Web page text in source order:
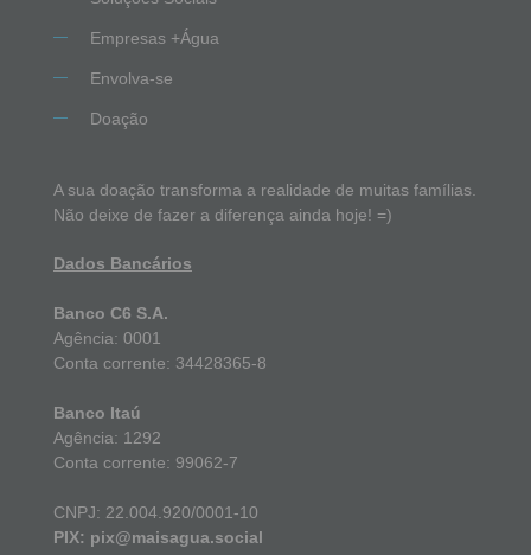
Empresas +Água
Envolva-se
Doação
A sua doação transforma a realidade de muitas famílias.
Não deixe de fazer a diferença ainda hoje! =)
Dados Bancários
Banco C6 S.A.
Agência: 0001
Conta corrente: 34428365-8
Banco Itaú
Agência: 1292
Conta corrente: 99062-7
CNPJ: 22.004.920/0001-10
PIX: pix@maisagua.social